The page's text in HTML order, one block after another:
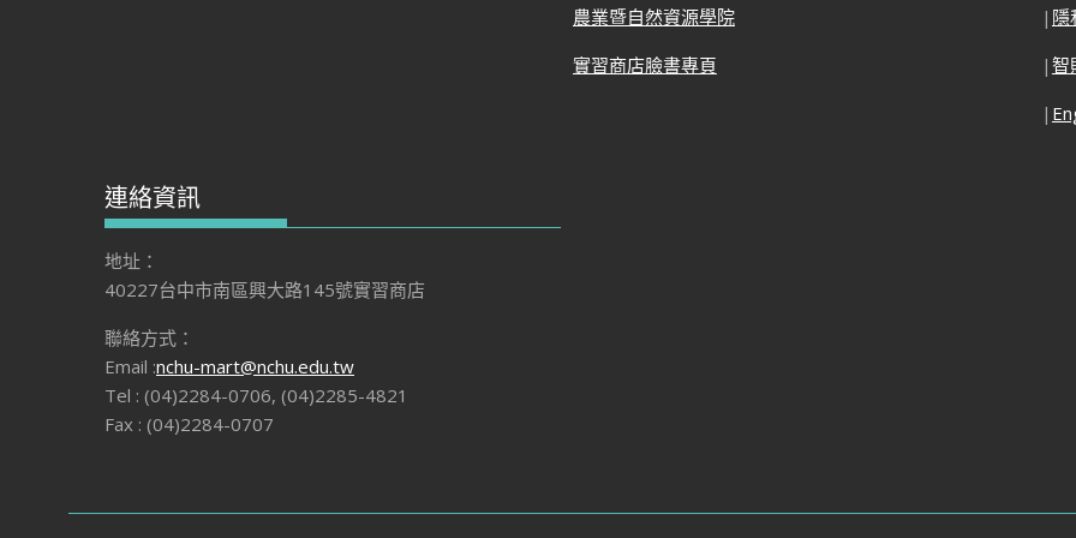
連絡資訊
地址：
40227台中市南區興大路145號實習商店
聯絡方式：
Email :nchu-mart@nchu.edu.tw
Tel : (04)2284-0706, (04)2285-4821
Fax : (04)2284-0707
農業暨自然資源學院
實習商店臉書專頁
| 隱
| 智
|